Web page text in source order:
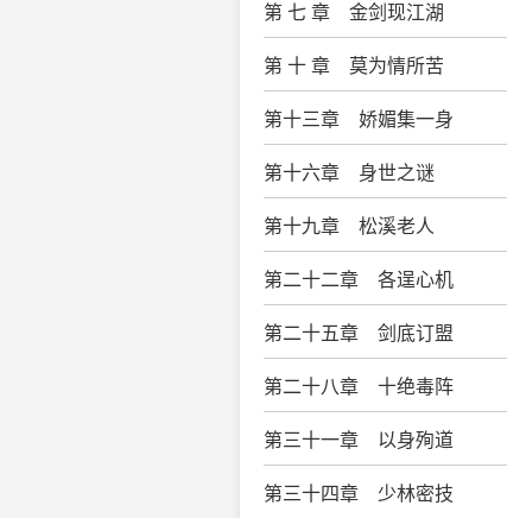
第 七 章 金剑现江湖
第 十 章 莫为情所苦
第十三章 娇媚集一身
第十六章 身世之谜
第十九章 松溪老人
第二十二章 各逞心机
第二十五章 剑底订盟
第二十八章 十绝毒阵
第三十一章 以身殉道
第三十四章 少林密技